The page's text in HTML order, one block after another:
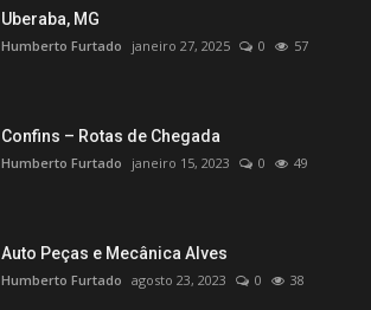
Uberaba, MG
Humberto Furtado janeiro 27, 2025 0 57
Confins – Rotas de Chegada
Humberto Furtado janeiro 15, 2023 0 49
Auto Peças e Mecânica Alves
Humberto Furtado agosto 23, 2023 0 38